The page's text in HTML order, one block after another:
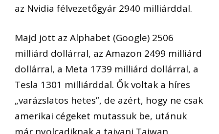
az Nvidia félvezetőgyár 2940 milliárddal.
Majd jött az Alphabet (Google) 2506
milliárd dollárral, az Amazon 2499 milliárd
dollárral, a Meta 1739 milliárd dollárral, a
Tesla 1301 milliárddal. Ők voltak a híres
„varázslatos hetes”, de azért, hogy ne csak
amerikai cégeket mutassuk be, utánuk